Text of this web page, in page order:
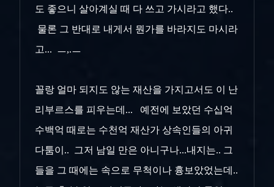
도 좋으니 살아계실 때 다 쓰고 가시라고 했다..
물론 그 반대로 내게서 뭔가를 바라지도 마시라
고... ㅡ,.ㅡ
꼴랑 얼마 되지도 않는 재산을 가지고서도 이 난
리부르스를 피우는데... 예전에 보았던 수십억
수백억 때로는 수천억 재산가 상속인들의 아귀
다툼이.. 그저 남일 만은 아니구나...내지는.. 그
들을 그 때에는 속으로 무척이나 흉보았었는데..